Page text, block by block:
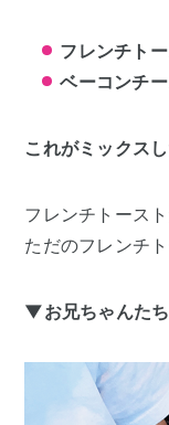
フレンチト
ベーコンチ
これがミックス
フレンチトース
ただのフレンチ
▼お兄ちゃんたち